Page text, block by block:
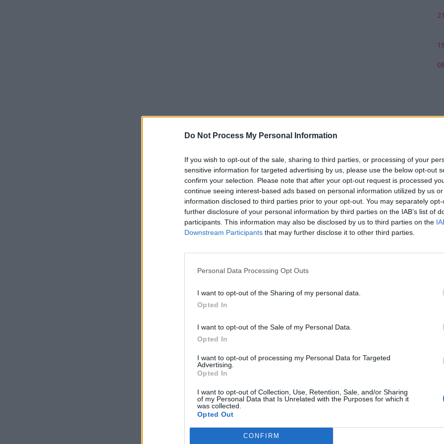
Do Not Process My Personal Information
If you wish to opt-out of the sale, sharing to third parties, or processing of your
sensitive information for targeted advertising by us, please use the below opt-out
confirm your selection. Please note that after your opt-out request is processed
continue seeing interest-based ads based on personal information utilized by us
information disclosed to third parties prior to your opt-out. You may separately
further disclosure of your personal information by third parties on the IAB’s list of
participants. This information may also be disclosed by us to third parties on the
Downstream Participants that may further disclose it to other third parties.
Personal Data Processing Opt Outs
I want to opt-out of the Sharing of my personal data.
Opted In
I want to opt-out of the Sale of my Personal Data.
Opted In
I want to opt-out of processing my Personal Data for Targeted
Advertising.
Opted In
I want to opt-out of Collection, Use, Retention, Sale, and/or Sharing
of my Personal Data that Is Unrelated with the Purposes for which it
was collected.
Opted Out
CONFIRM